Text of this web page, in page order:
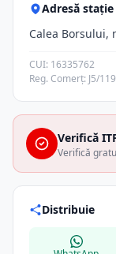
Adresă stație
Calea Borsului,
CUI: 16335762
Reg. Comerț: J5/
Verifică
Verifică
Distribuie